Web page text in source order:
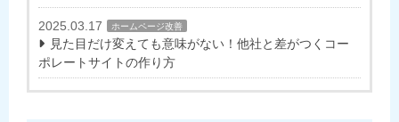
2025.03.17 ホームページ改善
見た目だけ変えても意味がない！他社と差がつくコー
ポレートサイトの作り方